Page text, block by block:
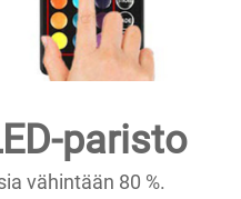
paristo
vähintään 80 %.